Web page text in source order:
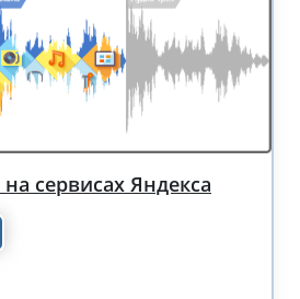
сервисах Яндекса